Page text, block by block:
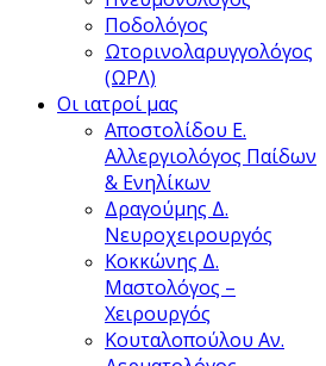
Ποδολόγος
Ωτορινολαρυγγολόγος
(ΩΡΛ)
Οι ιατροί μας
Αποστολίδου Ε.
Αλλεργιολόγος Παίδων
& Ενηλίκων
Δραγούμης Δ.
Νευροχειρουργός
Κοκκώνης Δ.
Μαστολόγος –
Χειρουργός
Κουταλοπούλου Αν.